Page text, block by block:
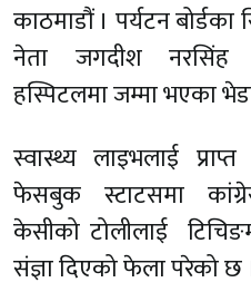
काठमाडौं । पर्यटन
नेता जगदीश नरसिंह
हस्पिटलमा जम्मा भएका
स्वास्थ्य लाइभलाई
फेसबुक स्टाटसमा
केसीको टोलीलाई
संज्ञा दिएको फेला परेको छ